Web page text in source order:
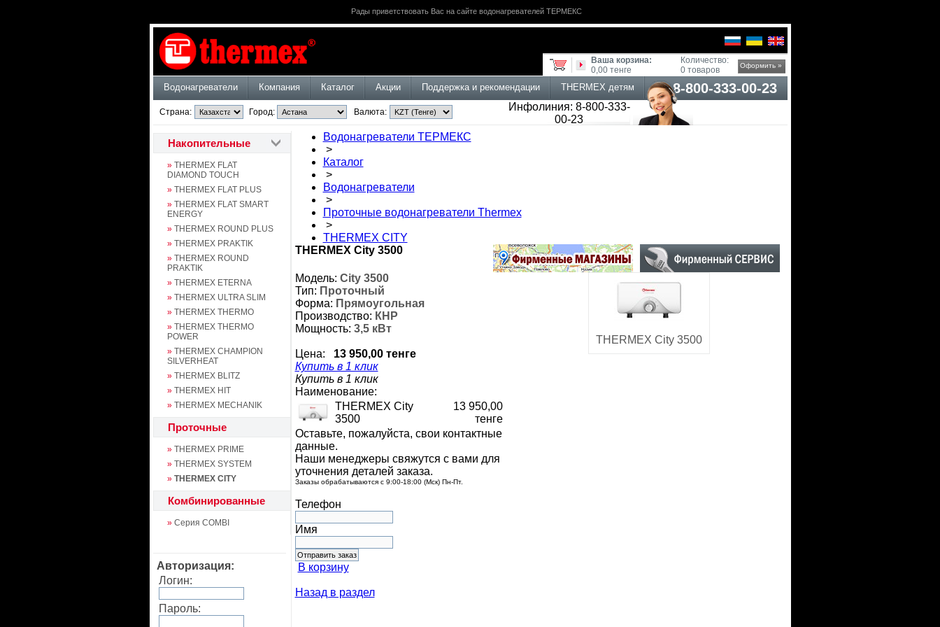
Рады приветствовать Вас на сайте водонагревателей ТЕРМЕКС
Ваша корзина:
0,00 тенге
Количество:
0 товаров
Оформить »
8-800-333-00-23
Водонагреватели Компания Каталог Акции Поддержка и рекомендации THERMEX детям
Страна: Город: Валюта:
Инфолиния: 8-800-333-
00-23
Накопительные
» THERMEX FLAT
DIAMOND TOUCH
» THERMEX FLAT PLUS
» THERMEX FLAT SMART
ENERGY
» THERMEX ROUND PLUS
» THERMEX PRAKTIK
» THERMEX ROUND
PRAKTIK
» THERMEX ETERNA
» THERMEX ULTRA SLIM
» THERMEX THERMO
» THERMEX THERMO
POWER
» THERMEX CHAMPION
SILVERHEAT
» THERMEX BLITZ
» THERMEX HIT
» THERMEX MECHANIK
Проточные
» THERMEX PRIME
» THERMEX SYSTEM
» THERMEX CITY
Комбинированные
» Серия COMBI
Авторизация:
Логин:
Пароль:
Водонагреватели ТЕРМЕКС
>
Каталог
>
Водонагреватели
>
Проточные водонагреватели Thermex
>
THERMEX CITY
THERMEX City 3500
Модель: City 3500
Тип: Проточный
Форма: Прямоугольная
Производство: КНР
Мощность: 3,5 кВт
Цена: 13 950,00 тенге
Купить в 1 клик
Купить в 1 клик
Наименование:
THERMEX City
3500
13 950,00
тенге
Оставьте, пожалуйста, свои контактные
данные.
Наши менеджеры свяжутся с вами для
уточнения деталей заказа.
Заказы обрабатываются с 9:00-18:00 (Мск) Пн-Пт.
Телефон
Имя
В корзину
Назад в раздел
THERMEX City 3500